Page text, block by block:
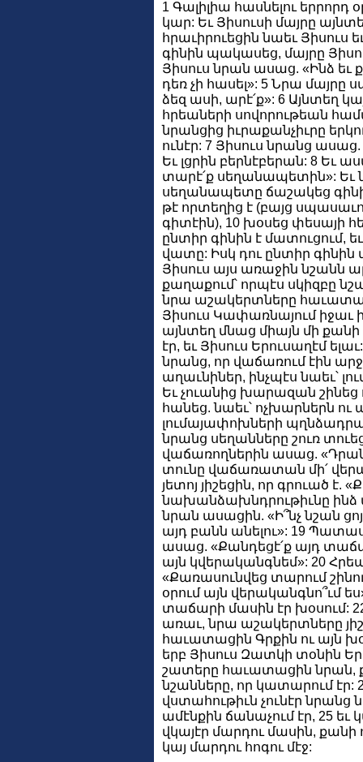
1 Գալիլիա հասնելու
կար: Եւ Յիսուսի մայրը
հրաւիրուեցին նաեւ Յիսուս
գինին պակասեց, մայրը
Յիսուս նրան ասաց. «Ինձ եւ
դեռ չի հասել»: 5 Նրա մայրը
ձեզ ասի, արէ՛ք»: 6 Այնտեղ
հրեաների սովորութեան
նրանցից իւրաքանչիւրը
ունէր: 7 Յիսուս նրանց ասաց.
Եւ լցրին բերնէբերան: 8 Եւ
տարէ՛ք սեղանապետին»: Եւ
սեղանապետը ճաշակեց գինի
թէ որտեղից է (բայց
գիտէին), 10 խօսեց փեսայի
ընտիր գինին է մատուցում,
վատը: Իսկ դու ընտիր գինին
Յիսուս այս առաջին նշանն
քաղաքում՝ որպէս սկիզբը
նրա աշակերտները
Յիսուս Կափառնայում իջաւ
այնտեղ մնաց միայն մի
էր, եւ Յիսուս Երուսաղէմ
նրանց, որ վաճառում էին
աղաւնիներ, ինչպէս նաեւ՝
Եւ չուանից խարազան շինեց
հանեց. նաեւ՝ ոչխարներն ու
լումայափոխների
նրանց սեղանները շուռ
վաճառողներին ասաց.
տունը վաճառատան մի՛
յետոյ յիշեցին, որ գրուած
նախանձախնդրութիւնը ինձ
նրան ասացին. «Ի՞նչ նշան
այդ բանն անելու»: 19
ասաց. «Քանդեցէ՛ք այդ
այն կվերականգնեմ»: 20
«Քառասունվեց տարում
օրում այն վերականգնո՞ւմ
տաճարի մասին էր խօսում: 22
առաւ, նրա աշակերտները
հաւատացին Գրքին ու այն
երբ Յիսուս Զատկի տօնին
շատերը հաւատացին նրան,
նշանները, որ կատարում էր:
վստահութիւն չունէր
ամէնքին ճանաչում էր, 25 եւ
վկայէր մարդու մասին, քանի
կայ մարդու հոգու մէջ: